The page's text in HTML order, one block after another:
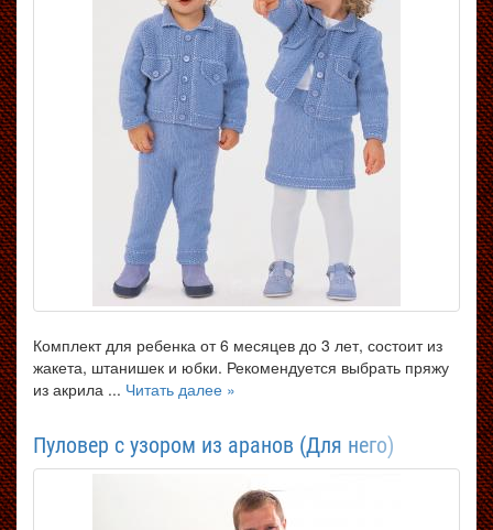
Комплект для ребенка от 6 месяцев до 3 лет, состоит из
жакета, штанишек и юбки. Рекомендуется выбрать пряжу
из акрила ... Читать далее »
Пуловер с узором из аранов (Для него)